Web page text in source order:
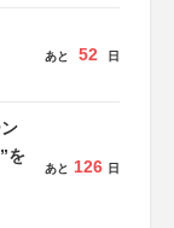
あと 52 日
を
あと 126 日